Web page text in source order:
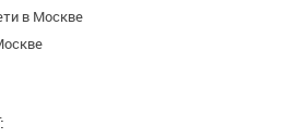
в Москве